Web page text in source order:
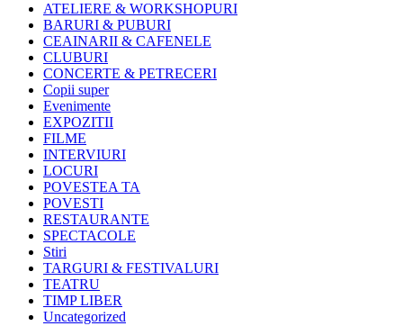
ATELIERE & WORKSHOPURI
BARURI & PUBURI
CEAINARII & CAFENELE
CLUBURI
CONCERTE & PETRECERI
Copii super
Evenimente
EXPOZITII
FILME
INTERVIURI
LOCURI
POVESTEA TA
POVESTI
RESTAURANTE
SPECTACOLE
Stiri
TARGURI & FESTIVALURI
TEATRU
TIMP LIBER
Uncategorized